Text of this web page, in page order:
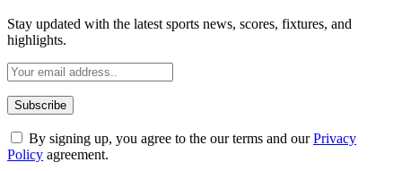
Stay updated with the latest sports news, scores, fixtures, and
highlights.
By signing up, you agree to the our terms and ourPrivacy
Policy agreement.